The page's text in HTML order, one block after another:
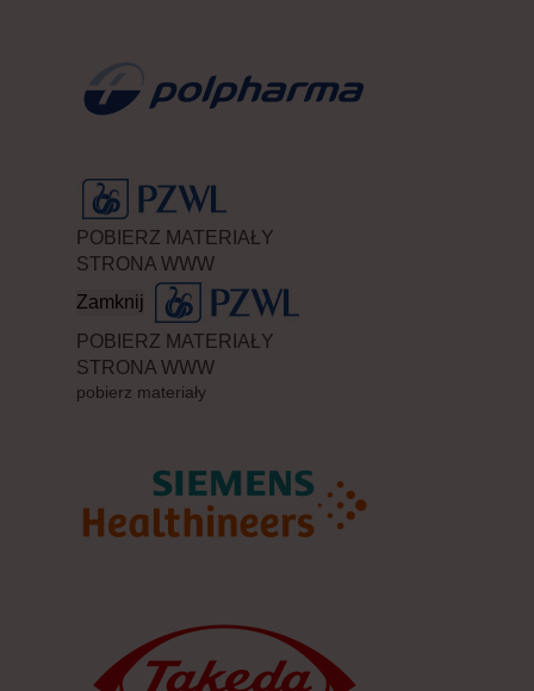
POBIERZ MATERIAŁY
STRONA WWW
Zamknij
POBIERZ MATERIAŁY
STRONA WWW
pobierz materiały